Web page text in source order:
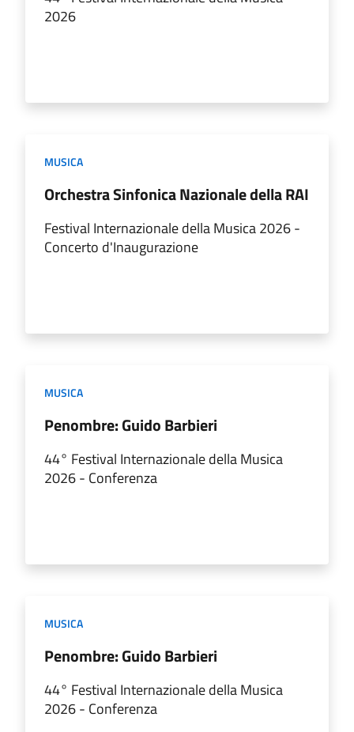
2026
MUSICA
Orchestra Sinfonica Nazionale della RAI
Festival Internazionale della Musica 2026 -
Concerto d'Inaugurazione
MUSICA
Penombre: Guido Barbieri
44° Festival Internazionale della Musica
2026 - Conferenza
MUSICA
Penombre: Guido Barbieri
44° Festival Internazionale della Musica
2026 - Conferenza